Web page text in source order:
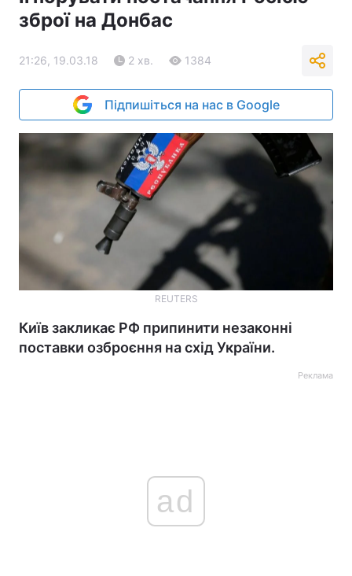
зброї на Донбас
21:26, 19.03.18 2 хв. 1384
Підпишіться на нас в Google
REUTERS
Київ закликає РФ припинити незаконні
поставки озброєння на схід України.
Реклама
ad